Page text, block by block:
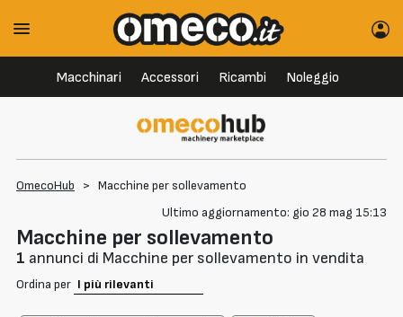
Macchinari Accessori Ricambi Noleggio
OmecoHub > Macchine per sollevamento
Ultimo aggiornamento: gio 28 mag 15:13
Macchine per sollevamento
1 annunci di Macchine per sollevamento in vendita
Ordina per